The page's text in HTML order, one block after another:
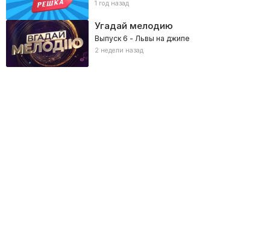
1 год назад
Угадай мелодию
Выпуск 6 - Львы на джипе
2 недели назад